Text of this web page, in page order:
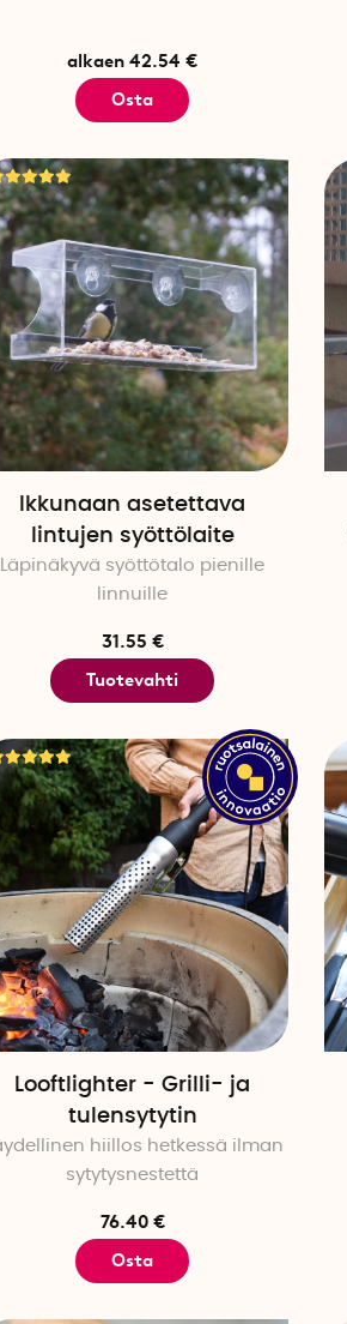
alkaen 42.54 €
Osta
Ikkunaan asetettava
lintujen syöttölaite
Läpinäkyvä syöttötalo pienille
linnuille
31.55 €
Tuotevahti
Looftlighter - Grilli- ja
tulensytytin
hiillos hetkessä ilman
sytytysnestettä
76.40 €
Osta